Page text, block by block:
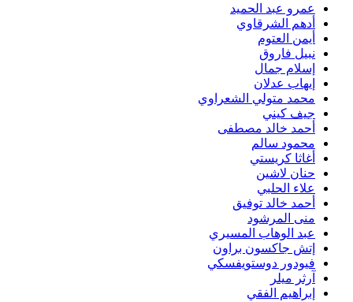
عمرو عبد الحميد
أدهم الشرقاوي
أيمن العتوم
نبيل فاروق
إسلام جمال
إيهاب عدلان
محمد متولي الشعراوي
جيف كيني
أحمد خالد مصطفى
محمود سالم
أغاثا كريستي
حنان لاشين
علاء الحلبي
أحمد خالد توفيق
منى المرشود
عبد الوهاب المسيري
إتش جاكسون براون
فيودور دوستويفسكي
آرثر ميلر
إبراهيم الفقي